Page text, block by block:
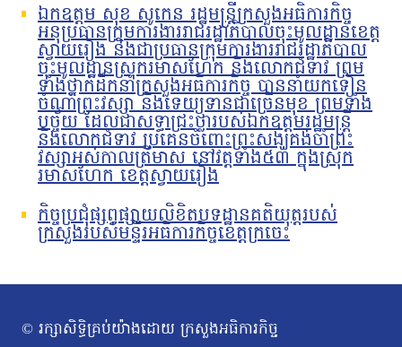
ឯកឧត្តម សុខ សូកេន រដ្ឋមន្រ្តីក្រសួងអធិការកិច្ច
អនុប្រធានក្រុមការងាររាជរដ្ឋាភិបាលចុះមូលដ្ឋានខេត្ត
ស្វាយរៀង និងជាប្រធានក្រុមការងាររាជរដ្ឋាភិបាល
ចុះមូលដ្ឋានស្រុករមាសហែក និងលោកជំទាវ ព្រម
ទាំងថ្នាក់ដឹកនាំក្រសួងអធិការកិច្ច បាននាំយកទៀន
ចំណាំព្រះវស្សា និងទេយ្យទានជាច្រើនមុខ ព្រមទាំង
បច្ច័យ ដែលជាសទ្ធាជ្រះថ្លារបស់ឯកឧត្តមរដ្ឋមន្រ្តី
និងលោកជំទាវ ប្រគេនចំពោះព្រះសង្ឃគង់ចាំព្រះ
វស្សាអស់កាលត្រីមាស នៅវត្តទាំង៥៣ ក្នុងស្រុក
រមាសហែក ខេត្តស្វាយរៀង
កិច្ចប្រជុំផ្សព្វផ្សាយលិខិតបទដ្ឋានគតិយុត្តរបស់
ក្រសួងរបស់មន្ទីរអធិការកិច្ចខេត្តក្រចេះ
© រក្សាសិទ្ធិគ្រប់យ៉ាងដោយ ក្រសួងអធិការកិច្ច